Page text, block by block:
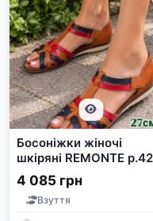
Босоніжки жіночі
шкіряні REMONTE р.42
4 085 грн
Взуття